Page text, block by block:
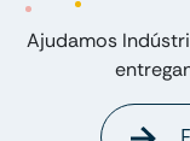
Ajudamos